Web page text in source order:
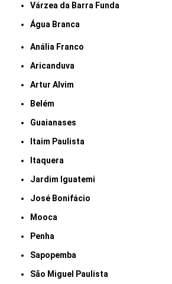
Várzea da Barra Funda
Água Branca
Anália Franco
Aricanduva
Artur Alvim
Belém
Guaianases
Itaim Paulista
Itaquera
Jardim Iguatemi
José Bonifácio
Mooca
Penha
Sapopemba
São Miguel Paulista